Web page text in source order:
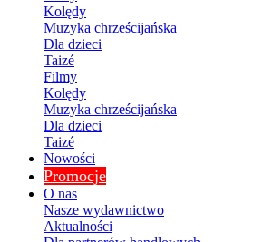
Kolędy
Muzyka chrześcijańska
Dla dzieci
Taizé
Filmy
Kolędy
Muzyka chrześcijańska
Dla dzieci
Taizé
Nowości
Promocje
O nas
Nasze wydawnictwo
Aktualności